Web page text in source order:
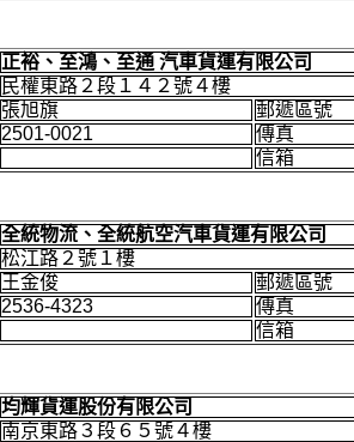
正裕、至鴻、至通 汽車貨運有限公司
民權東路２段１４２號４樓
張旭旗
郵遞區號
2501-0021
傳真
信箱
全統物流、全統航空汽車貨運有限公司
松江路２號１樓
王金俊
郵遞區號
2536-4323
傳真
信箱
均輝貨運股份有限公司
南京東路３段６５號４樓